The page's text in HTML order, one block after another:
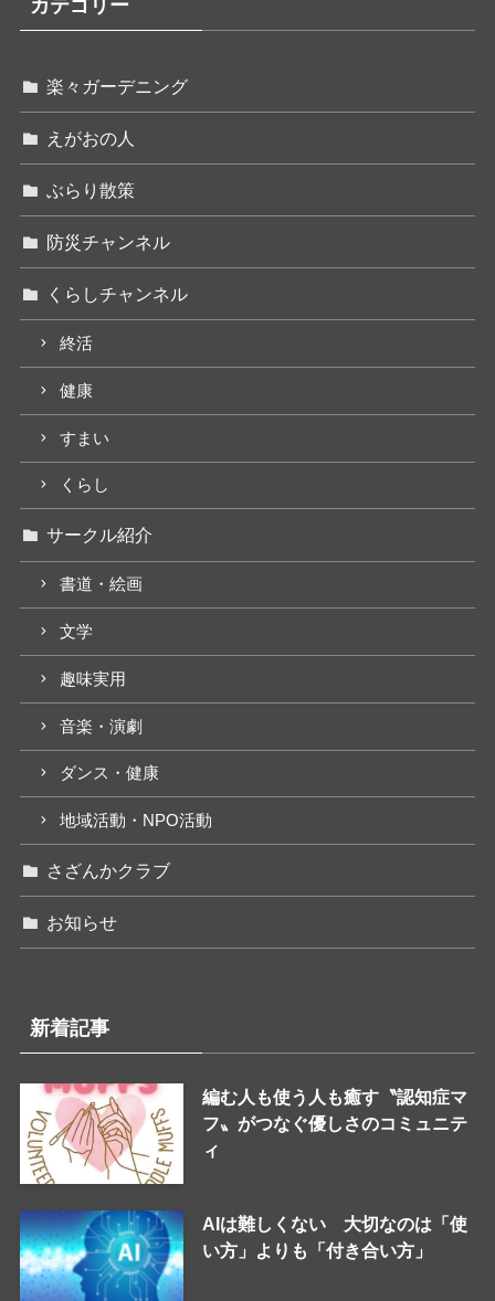
カテゴリー
楽々ガーデニング
えがおの人
ぶらり散策
防災チャンネル
くらしチャンネル
終活
健康
すまい
くらし
サークル紹介
書道・絵画
文学
趣味実用
音楽・演劇
ダンス・健康
地域活動・NPO活動
さざんかクラブ
お知らせ
新着記事
編む人も使う人も癒す〝認知症マ
フ〟がつなぐ優しさのコミュニテ
ィ
AIは難しくない 大切なのは「使
い方」よりも「付き合い方」